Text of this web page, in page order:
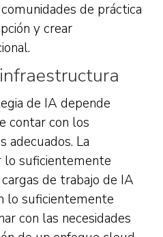
de práctica
y crear
de IA depende
contar con los
adecuados. La
suficientemente
de trabajo de IA
lo suficientemente
con las necesidades